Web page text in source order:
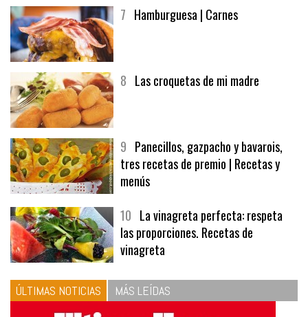
9Panecillos, gazpacho y bavarois,
tres recetas de premio | Recetas y
menús
10La vinagreta perfecta: respeta
las proporciones. Recetas de
vinagreta